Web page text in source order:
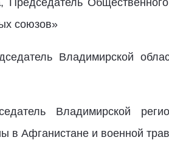
, Председатель
союзов»
Владимирской
Владимирской
в Афганистане и военной